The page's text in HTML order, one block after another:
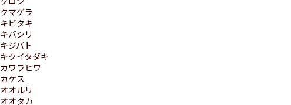
クマゲラ
キビタキ
キバシリ
キジバト
キクイタダキ
カワラヒワ
カケス
オオルリ
オオタカ